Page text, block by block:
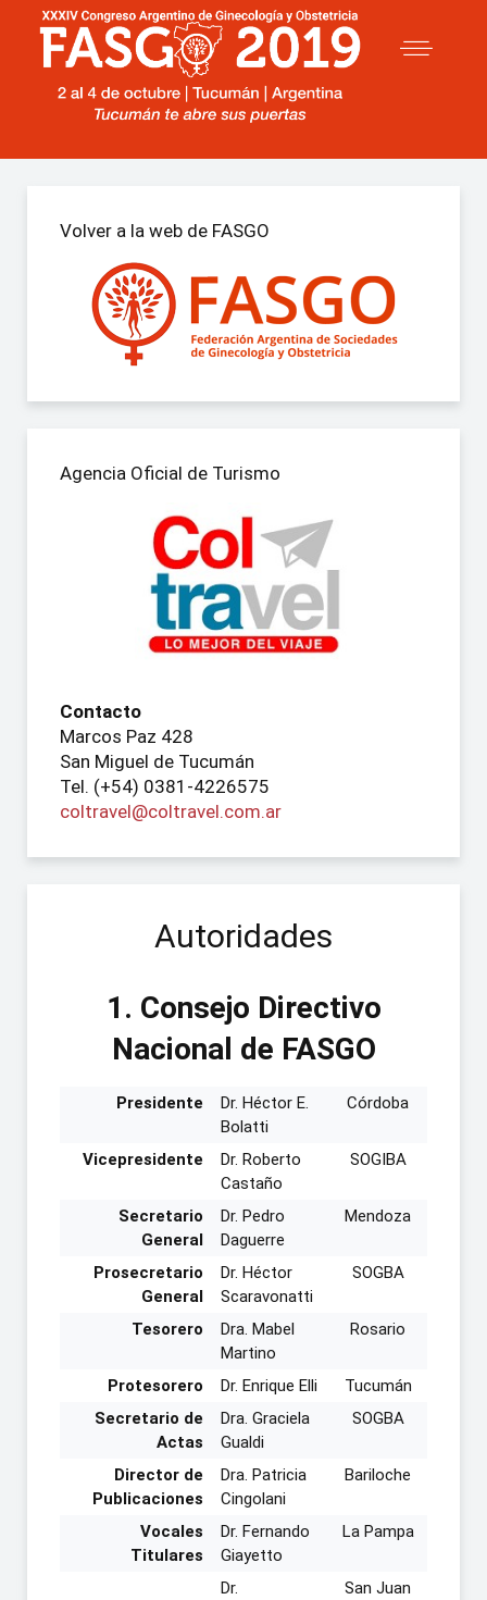
Autoridades
1. Consejo Directivo
Nacional de FASGO
Presidente
Dr. Héctor E.
Bolatti
Córdoba
Vicepresidente
Dr. Roberto
Castaño
SOGIBA
Secretario
General
Dr. Pedro
Daguerre
Mendoza
Prosecretario
General
Dr. Héctor
Scaravonatti
SOGBA
Tesorero
Dra. Mabel
Martino
Rosario
Protesorero Dr. Enrique Elli
Tucumán
Secretario de
Actas
Dra. Graciela
Gualdi
SOGBA
Director de
Publicaciones
Dra. Patricia
Cingolani
Bariloche
Vocales
Titulares
Dr. Fernando
Giayetto
La Pampa
Dr.
San Juan
Volver a la web de FASGO
Agencia Oficial de Turismo
Contacto
Marcos Paz 428
San Miguel de Tucumán
Tel. (+54) 0381-4226575
coltravel@coltravel.com.ar